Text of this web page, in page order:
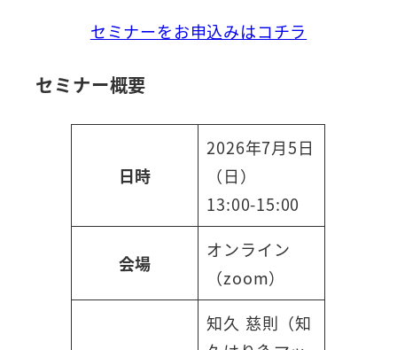
セミナーをお申込みはコチラ
セミナー概要
日時
2026年7月5日
（日）
13:00-15:00
会場
オンライン
（zoom）
知久 慈則（知